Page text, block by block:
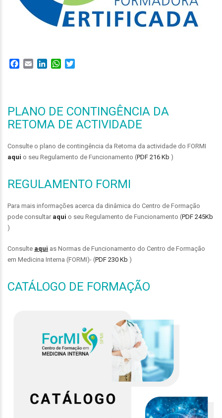
Facebook
Email LinkedInWhatsApp
PLANO DE CONTINGÊNCIA DA
RETOMA DE ACTIVIDADE
Consulte o plano de contingência da Retoma da actividade do FORMI
aqui o seu Regulamento de Funcionamento (PDF 216 Kb )
REGULAMENTO FORMI
Para mais informações acerca da dinâmica do Centro de Formação
pode consultar aqui o seu Regulamento de Funcionamento (PDF 245Kb
)
Consulte aqui as Normas de Funcionamento do Centro de Formação
em Medicina Interna (FORMI)- (PDF 230 Kb )
CATÁLOGO DE FORMAÇÃO